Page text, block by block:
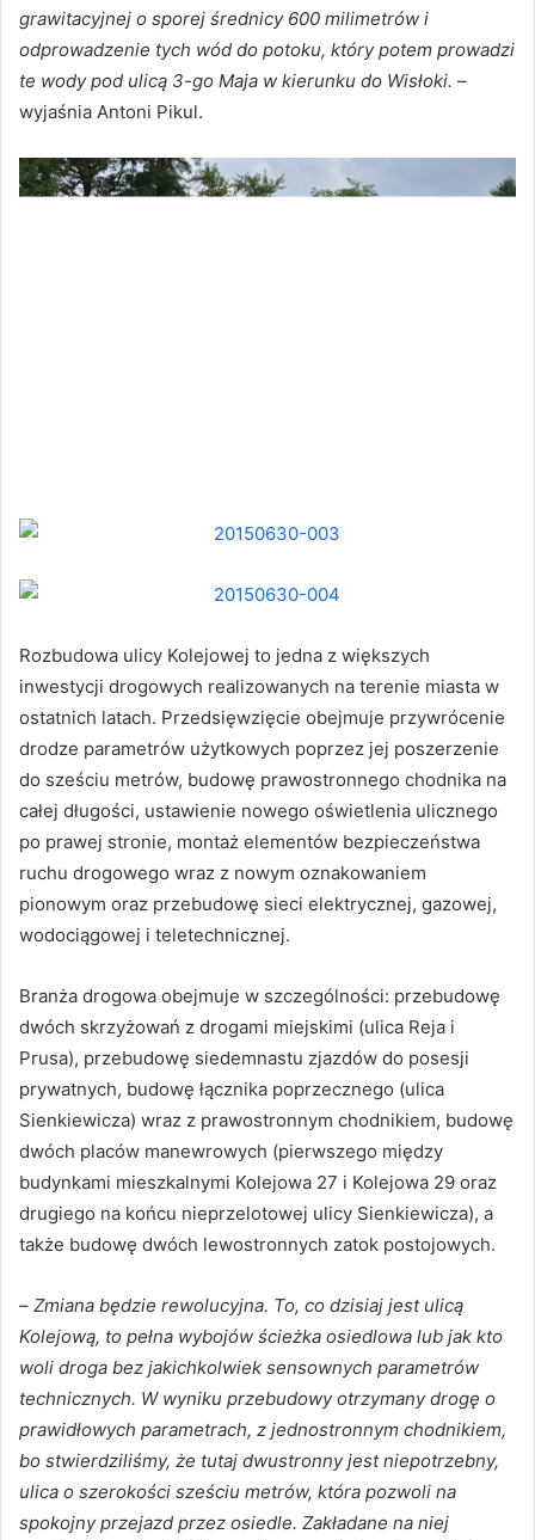
grawitacyjnej o sporej średnicy 600 milimetrów i
odprowadzenie tych wód do potoku, który potem prowadzi
te wody pod ulicą 3-go Maja w kierunku do Wisłoki. –
wyjaśnia Antoni Pikul.
Rozbudowa ulicy Kolejowej to jedna z większych
inwestycji drogowych realizowanych na terenie miasta w
ostatnich latach. Przedsięwzięcie obejmuje przywrócenie
drodze parametrów użytkowych poprzez jej poszerzenie
do sześciu metrów, budowę prawostronnego chodnika na
całej długości, ustawienie nowego oświetlenia ulicznego
po prawej stronie, montaż elementów bezpieczeństwa
ruchu drogowego wraz z nowym oznakowaniem
pionowym oraz przebudowę sieci elektrycznej, gazowej,
wodociągowej i teletechnicznej.
Branża drogowa obejmuje w szczególności: przebudowę
dwóch skrzyżowań z drogami miejskimi (ulica Reja i
Prusa), przebudowę siedemnastu zjazdów do posesji
prywatnych, budowę łącznika poprzecznego (ulica
Sienkiewicza) wraz z prawostronnym chodnikiem, budowę
dwóch placów manewrowych (pierwszego między
budynkami mieszkalnymi Kolejowa 27 i Kolejowa 29 oraz
drugiego na końcu nieprzelotowej ulicy Sienkiewicza), a
także budowę dwóch lewostronnych zatok postojowych.
– Zmiana będzie rewolucyjna. To, co dzisiaj jest ulicą
Kolejową, to pełna wybojów ścieżka osiedlowa lub jak kto
woli droga bez jakichkolwiek sensownych parametrów
technicznych. W wyniku przebudowy otrzymany drogę o
prawidłowych parametrach, z jednostronnym chodnikiem,
bo stwierdziliśmy, że tutaj dwustronny jest niepotrzebny,
ulica o szerokości sześciu metrów, która pozwoli na
spokojny przejazd przez osiedle. Zakładane na niej